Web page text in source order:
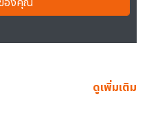
ดูเพิ่มเติม